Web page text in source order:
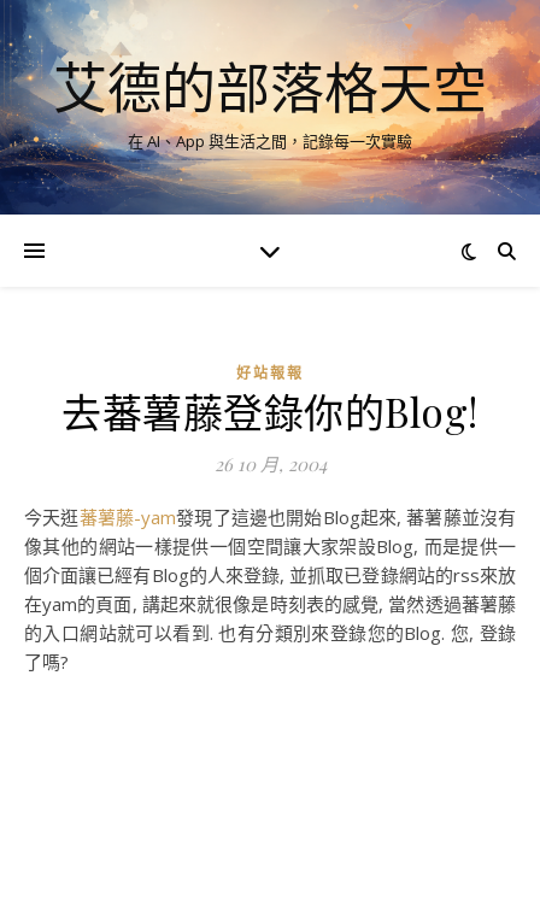
艾德的部落格天空
在 AI、App 與生活之間，記錄每一次實驗
好站報報
去蕃薯藤登錄你的Blog!
26 10 月, 2004
今天逛蕃薯藤-yam發現了這邊也開始Blog起來, 蕃薯藤並沒有
像其他的網站一樣提供一個空間讓大家架設Blog, 而是提供一
個介面讓已經有Blog的人來登錄, 並抓取已登錄網站的rss來放
在yam的頁面, 講起來就很像是時刻表的感覺, 當然透過蕃薯藤
的入口網站就可以看到. 也有分類別來登錄您的Blog. 您, 登錄
了嗎?